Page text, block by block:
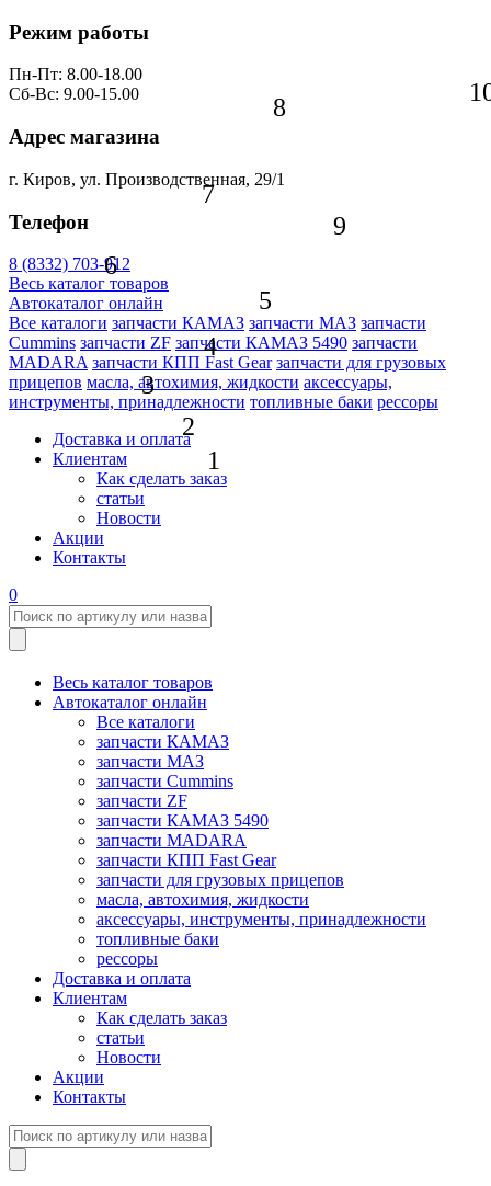
Режим работы
Пн-Пт: 8.00-18.00
Сб-Вс: 9.00-15.00
Адрес магазина
г. Киров, ул. Производственная, 29/1
Телефон
8 (8332) 703-912
Весь каталог товаров
Автокаталог онлайн
Все каталоги запчасти КАМАЗ запчасти МАЗ запчасти
Cummins запчасти ZF запчасти КАМАЗ 5490 запчасти
MADARA запчасти КПП Fast Gear запчасти для грузовых
прицепов масла, автохимия, жидкости аксессуары,
инструменты, принадлежности топливные баки рессоры
Доставка и оплата
Клиентам
Как сделать заказ
статьи
Новости
Акции
Контакты
0
Весь каталог товаров
Автокаталог онлайн
Все каталоги
запчасти КАМАЗ
запчасти МАЗ
запчасти Cummins
запчасти ZF
запчасти КАМАЗ 5490
запчасти MADARA
запчасти КПП Fast Gear
запчасти для грузовых прицепов
масла, автохимия, жидкости
аксессуары, инструменты, принадлежности
топливные баки
рессоры
Доставка и оплата
Клиентам
Как сделать заказ
статьи
Новости
Акции
Контакты
9
8
7
1
6
5
4
3
2